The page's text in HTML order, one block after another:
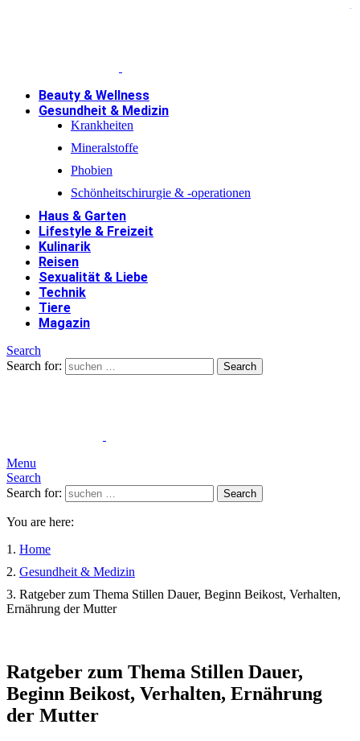
Beauty & Wellness
Gesundheit & Medizin
Krankheiten
Mineralstoffe
Phobien
Schönheitschirurgie & -operationen
Haus & Garten
Lifestyle & Freizeit
Kulinarik
Reisen
Sexualität & Liebe
Technik
Tiere
Magazin
Search
Search for:
Search
Menu
Search
Search for:
Search
You are here:
Home
Gesundheit & Medizin
Ratgeber zum Thema Stillen Dauer, Beginn Beikost, Verhalten,
Ernährung der Mutter
Ratgeber zum Thema Stillen Dauer,
Beginn Beikost, Verhalten, Ernährung
der Mutter